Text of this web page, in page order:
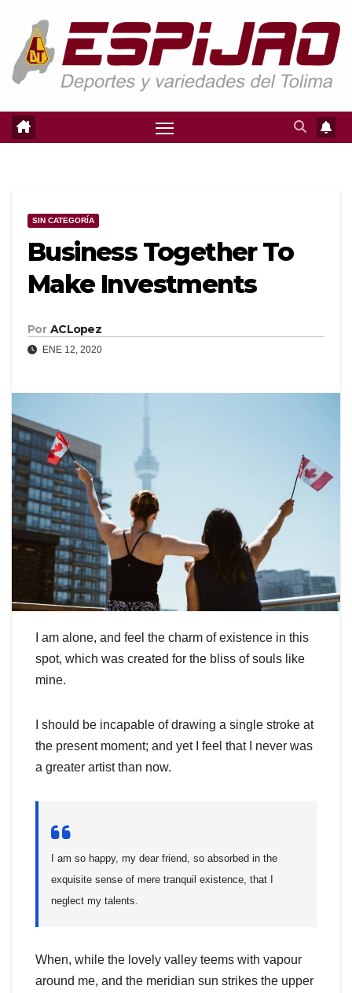
contenido
SIN CATEGORÍA
Business Together To
Make Investments
Por ACLopez
ENE 12, 2020
I am alone, and feel the charm of existence in this
spot, which was created for the bliss of souls like
mine.
I should be incapable of drawing a single stroke at
the present moment; and yet I feel that I never was
a greater artist than now.
I am so happy, my dear friend, so absorbed in the
exquisite sense of mere tranquil existence, that I
neglect my talents.
When, while the lovely valley teems with vapour
around me, and the meridian sun strikes the upper